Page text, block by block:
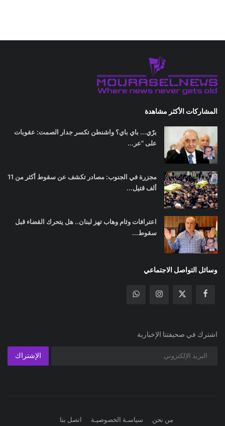
المشاركات الأكثر مشاهدة
برّي... باي باي؟ واشنطن تكسر جدار الصمت: عقوبات
على "عر...
مجزرة في الجنوب: مصادر تكشف عن سقوط أكثر من 11
ألف قتيل...
اعترافات وئام وهاب تهز لبنان.. هل يتحرك القضاء قبل
سقوط...
وسائل التواصل الاجتماعي
اشترك في صحيفتنا الإخبارية
الإشتراك
من نحن سياسـة الخصوصيـة اتصل بنا